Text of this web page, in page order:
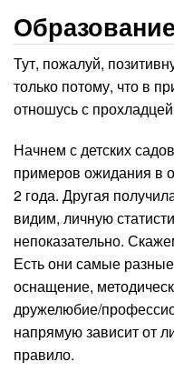
Образование
Тут, пожалуй,
только потому, что в
отношусь с
Начнем с детских
примеров ожидания в
2 года. Другая
видим, личную
непоказательно.
Есть они самые
оснащение,
дружелюбие/
напрямую зависит от
правило.